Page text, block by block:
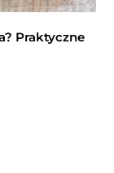
Praktyczne